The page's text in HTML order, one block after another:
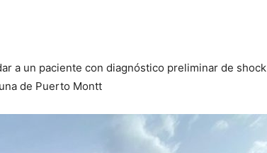
a un paciente con diagnóstico preliminar de shock
de Puerto Montt